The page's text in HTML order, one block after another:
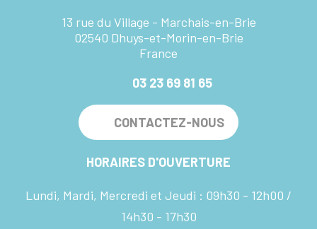
13 rue du Village - Marchais-en-Brie
02540 Dhuys-et-Morin-en-Brie
France
03 23 69 81 65
CONTACTEZ-NOUS
HORAIRES D'OUVERTURE
Lundi, Mardi, Mercredi et Jeudi : 09h30 - 12h00
14h30 - 17h30